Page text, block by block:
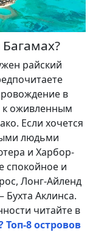
райский
в
к оживленным
Если хочется
людьми
и Харбор-
спокойное и
Лонг-Айленд
Аклинса.
читайте в
8 островов